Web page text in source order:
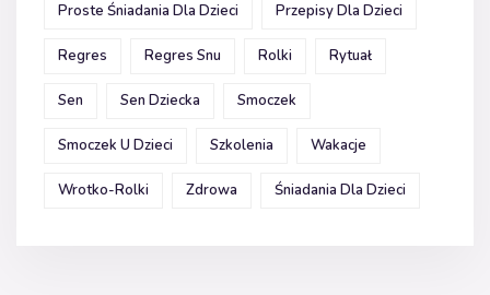
Proste Śniadania Dla Dzieci Przepisy Dla Dzieci
Regres Regres Snu Rolki Rytuał
Sen Sen Dziecka Smoczek
Smoczek U Dzieci Szkolenia Wakacje
Wrotko-Rolki Zdrowa Śniadania Dla Dzieci